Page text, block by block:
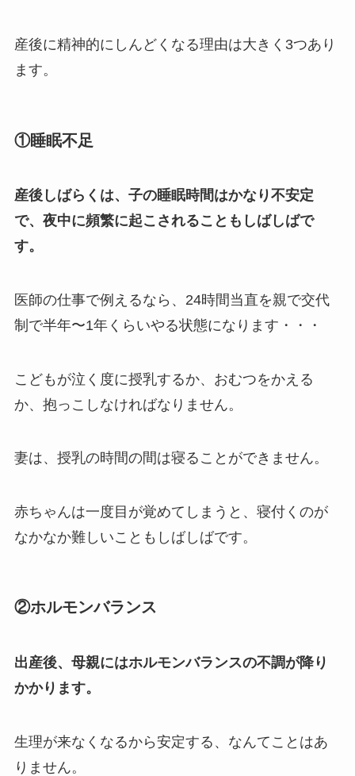
産後に精神的にしんどくなる理由は大きく3つあり
ます。
①睡眠不足
産後しばらくは、子の睡眠時間はかなり不安定
で、夜中に頻繁に起こされることもしばしばで
す。
医師の仕事で例えるなら、24時間当直を親で交代
制で半年〜1年くらいやる状態になります・・・
こどもが泣く度に授乳するか、おむつをかえる
か、抱っこしなければなりません。
妻は、授乳の時間の間は寝ることができません。
赤ちゃんは一度目が覚めてしまうと、寝付くのが
なかなか難しいこともしばしばです。
②ホルモンバランス
出産後、母親にはホルモンバランスの不調が降り
かかります。
生理が来なくなるから安定する、なんてことはあ
りません。